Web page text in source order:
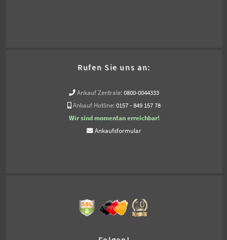
Rufen Sie uns an:
Ankauf Zentrale: 0800-0044333
Ankauf Hotline: 0157 - 849 157 78
Wir sind momentan erreichbar!
Ankaufsformular